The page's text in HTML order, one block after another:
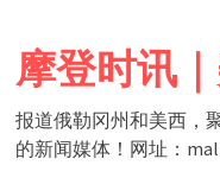
content
摩登时讯
报道俄勒冈州和美西，
的新闻媒体！网址：